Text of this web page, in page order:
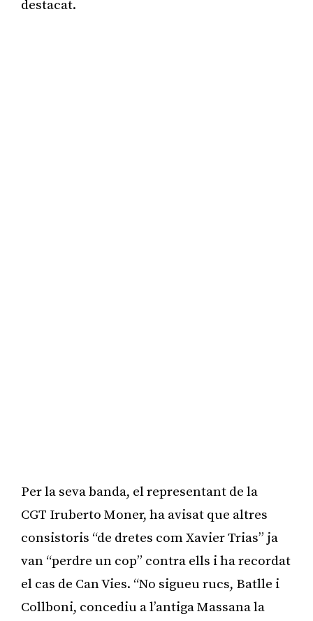
destacat.
Per la seva banda, el representant de la
CGT Iruberto Moner, ha avisat que altres
consistoris “de dretes com Xavier Trias” ja
van “perdre un cop” contra ells i ha recordat
el cas de Can Vies. “No sigueu rucs, Batlle i
Collboni, concediu a l’antiga Massana la